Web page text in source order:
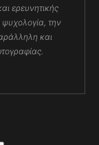
ερευνητικής
ψυχολογία, την
και